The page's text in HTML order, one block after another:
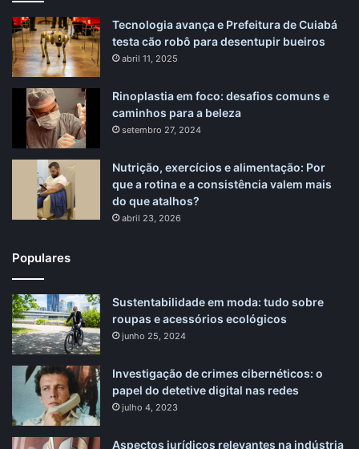
Tecnologia avança e Prefeitura de Cuiabá
testa cão robô para desentupir bueiros
abril 11, 2025
Rinoplastia em foco: desafios comuns e
caminhos para a beleza
setembro 27, 2024
Nutrição, exercícios e alimentação: Por
que a rotina e a consistência valem mais
do que atalhos?
abril 23, 2026
Populares
Sustentabilidade em moda: tudo sobre
roupas e acessórios ecológicos
junho 25, 2024
Investigação de crimes cibernéticos: o
papel do detetive digital nas redes
julho 4, 2023
Aspectos jurídicos relevantes na indústria